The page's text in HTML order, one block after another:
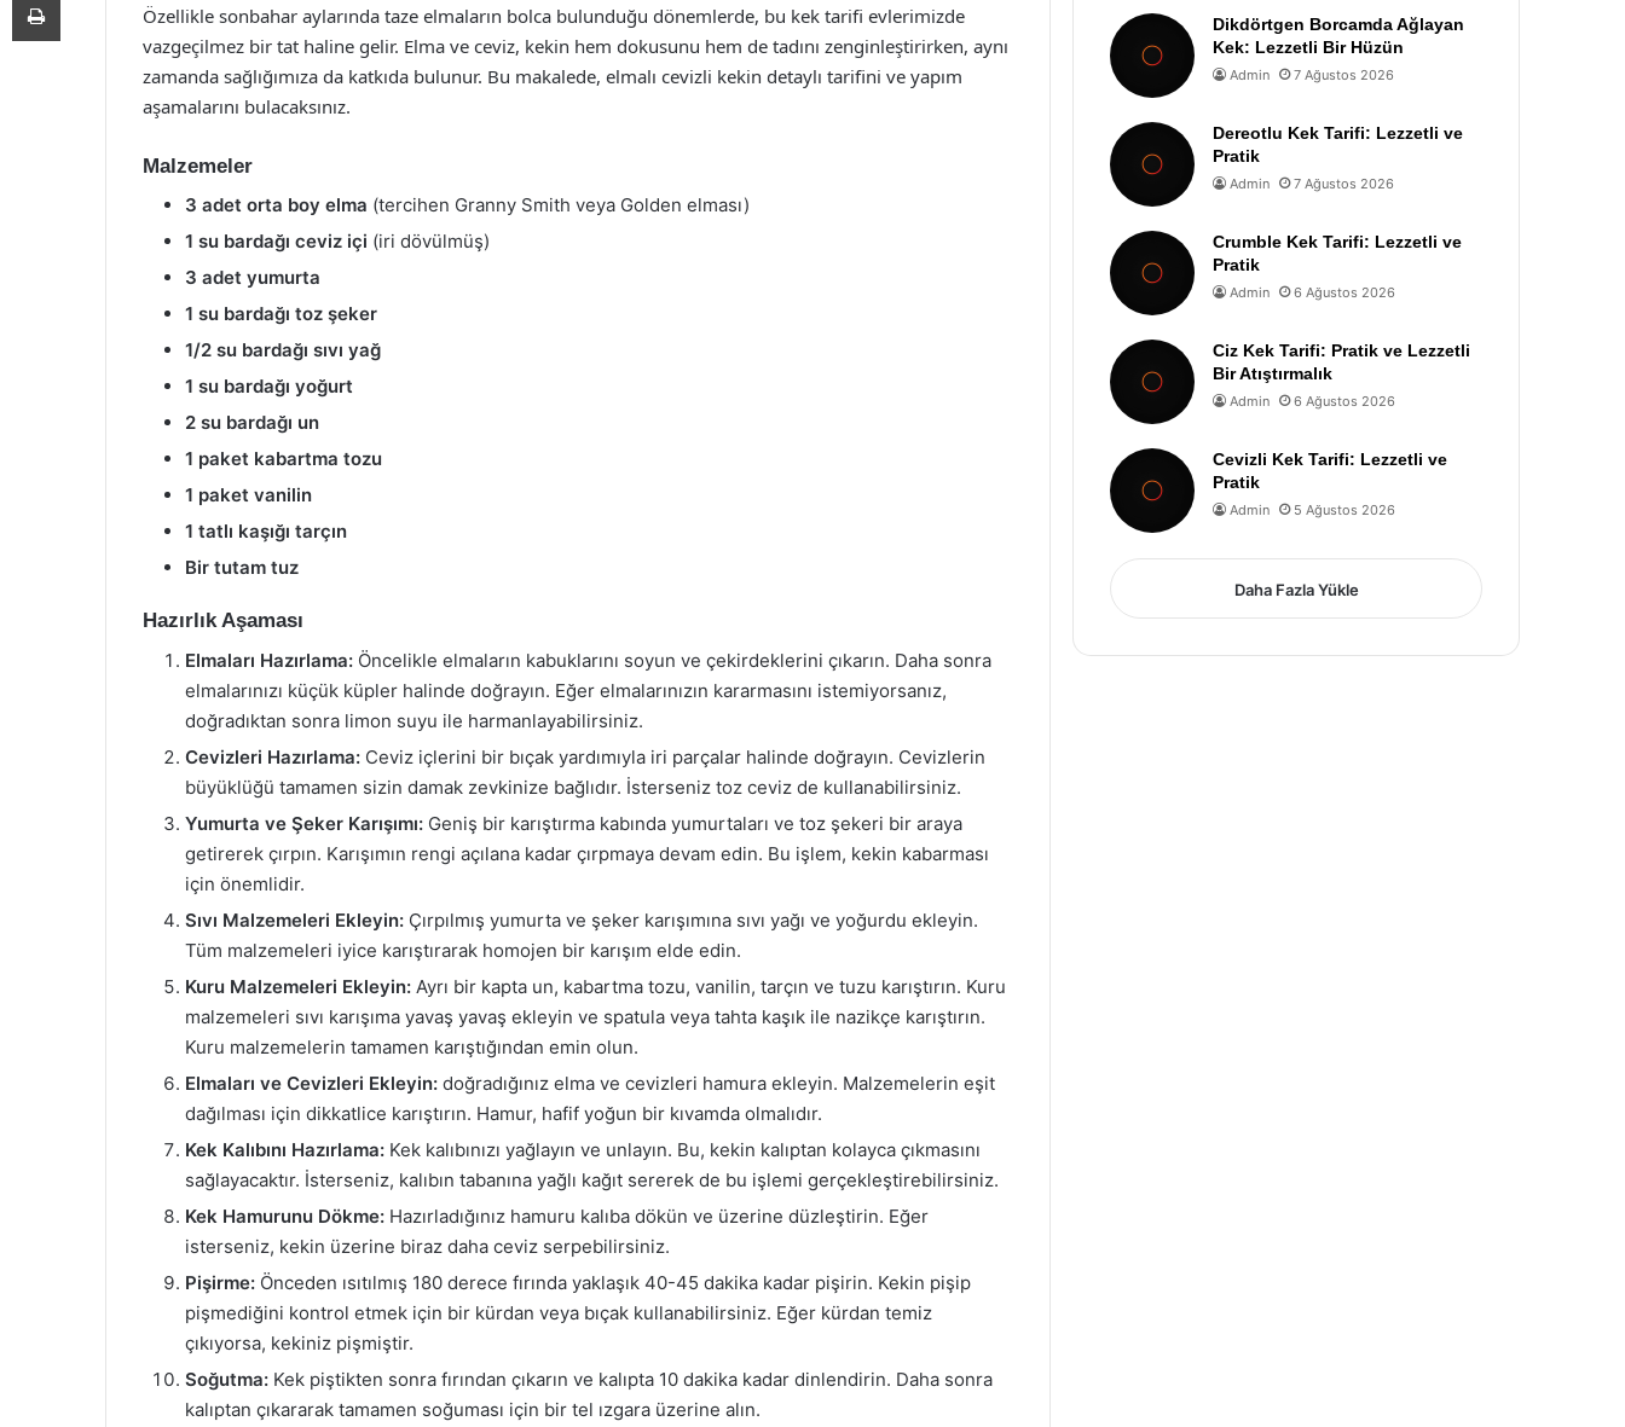
Özellikle sonbahar aylarında taze elmaların bolca bulunduğu dönemlerde, bu kek tarifi evlerimizde
vazgeçilmez bir tat haline gelir. Elma ve ceviz, kekin hem dokusunu hem de tadını zenginleştirirken, aynı
zamanda sağlığımıza da katkıda bulunur. Bu makalede, elmalı cevizli kekin detaylı tarifini ve yapım
aşamalarını bulacaksınız.
Malzemeler
3 adet orta boy elma (tercihen Granny Smith veya Golden elması)
1 su bardağı ceviz içi (iri dövülmüş)
3 adet yumurta
1 su bardağı toz şeker
1/2 su bardağı sıvı yağ
1 su bardağı yoğurt
2 su bardağı un
1 paket kabartma tozu
1 paket vanilin
1 tatlı kaşığı tarçın
Bir tutam tuz
Hazırlık Aşaması
Elmaları Hazırlama: Öncelikle elmaların kabuklarını soyun ve çekirdeklerini çıkarın. Daha sonra
elmalarınızı küçük küpler halinde doğrayın. Eğer elmalarınızın kararmasını istemiyorsanız,
doğradıktan sonra limon suyu ile harmanlayabilirsiniz.
Cevizleri Hazırlama: Ceviz içlerini bir bıçak yardımıyla iri parçalar halinde doğrayın. Cevizlerin
büyüklüğü tamamen sizin damak zevkinize bağlıdır. İsterseniz toz ceviz de kullanabilirsiniz.
Yumurta ve Şeker Karışımı: Geniş bir karıştırma kabında yumurtaları ve toz şekeri bir araya
getirerek çırpın. Karışımın rengi açılana kadar çırpmaya devam edin. Bu işlem, kekin kabarması
için önemlidir.
Sıvı Malzemeleri Ekleyin: Çırpılmış yumurta ve şeker karışımına sıvı yağı ve yoğurdu ekleyin.
Tüm malzemeleri iyice karıştırarak homojen bir karışım elde edin.
Kuru Malzemeleri Ekleyin: Ayrı bir kapta un, kabartma tozu, vanilin, tarçın ve tuzu karıştırın. Kuru
malzemeleri sıvı karışıma yavaş yavaş ekleyin ve spatula veya tahta kaşık ile nazikçe karıştırın.
Kuru malzemelerin tamamen karıştığından emin olun.
Elmaları ve Cevizleri Ekleyin: doğradığınız elma ve cevizleri hamura ekleyin. Malzemelerin eşit
dağılması için dikkatlice karıştırın. Hamur, hafif yoğun bir kıvamda olmalıdır.
Kek Kalıbını Hazırlama: Kek kalıbınızı yağlayın ve unlayın. Bu, kekin kalıptan kolayca çıkmasını
sağlayacaktır. İsterseniz, kalıbın tabanına yağlı kağıt sererek de bu işlemi gerçekleştirebilirsiniz.
Kek Hamurunu Dökme: Hazırladığınız hamuru kalıba dökün ve üzerine düzleştirin. Eğer
isterseniz, kekin üzerine biraz daha ceviz serpebilirsiniz.
Pişirme: Önceden ısıtılmış 180 derece fırında yaklaşık 40-45 dakika kadar pişirin. Kekin pişip
pişmediğini kontrol etmek için bir kürdan veya bıçak kullanabilirsiniz. Eğer kürdan temiz
çıkıyorsa, kekiniz pişmiştir.
Soğutma: Kek piştikten sonra fırından çıkarın ve kalıpta 10 dakika kadar dinlendirin. Daha sonra
kalıptan çıkararak tamamen soğuması için bir tel ızgara üzerine alın.
Dikdörtgen Borcamda Ağlayan
Kek: Lezzetli Bir Hüzün
Admin 7 Ağustos 2026
Dereotlu Kek Tarifi: Lezzetli ve
Pratik
Admin 7 Ağustos 2026
Crumble Kek Tarifi: Lezzetli ve
Pratik
Admin 6 Ağustos 2026
Ciz Kek Tarifi: Pratik ve Lezzetli
Bir Atıştırmalık
Admin 6 Ağustos 2026
Cevizli Kek Tarifi: Lezzetli ve
Pratik
Admin 5 Ağustos 2026
Daha Fazla Yükle